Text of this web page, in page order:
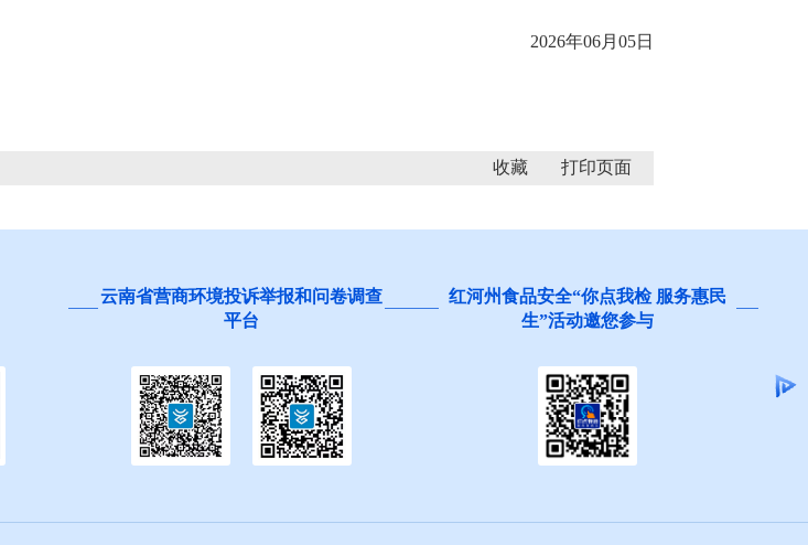
2026年06月05日
收藏
举报和问卷调查
红河州食品安全“你点我检 服务惠民
阻碍民营经济发展壮大问题线索